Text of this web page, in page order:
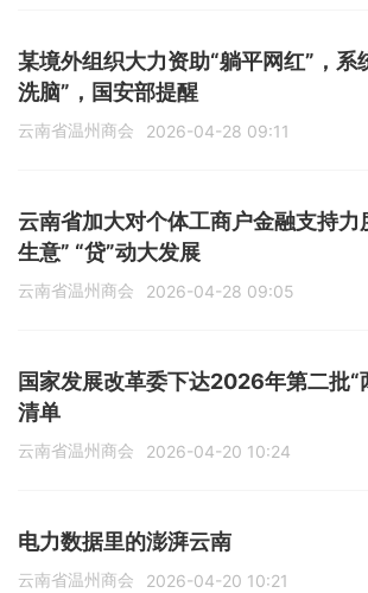
某境外组织大力资助“躺平网红”，系
洗脑”，国安部提醒
云南省温州商会 2026-04-28 09:11
云南省加大对个体工商户金融支持
生意” “贷”动大发展
云南省温州商会 2026-04-28 09:05
国家发展改革委下达2026年第二批“
清单
云南省温州商会 2026-04-20 10:24
电力数据里的澎湃云南
云南省温州商会 2026-04-20 10:21